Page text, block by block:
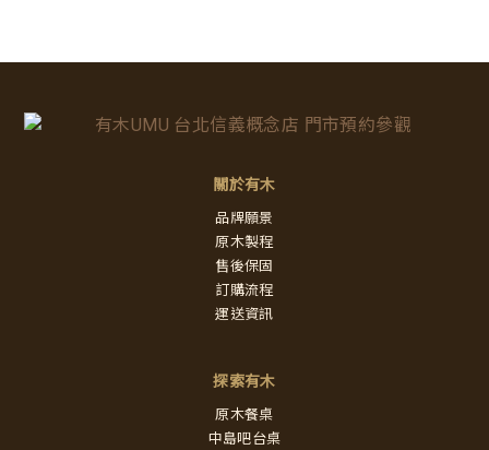
關於有木
品牌願景
原木製程
售後保固
訂購流程
運送資訊
探索有木
原木餐桌
中島吧台桌